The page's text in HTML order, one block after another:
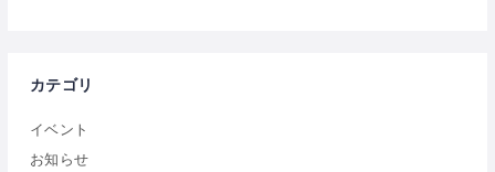
カテゴリ
イベント
お知らせ